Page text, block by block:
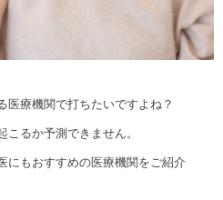
医療機関で打ちたいですよね？
るか予測できません。
にもおすすめの医療機関をご紹介